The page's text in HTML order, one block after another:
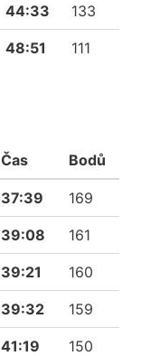
44:33 133
48:51 111
Čas Bodů
37:39 169
39:08 161
39:21 160
39:32 159
41:19 150